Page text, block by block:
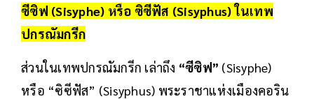
ซีซิฟ (Sisyphe) หรือ ซิซีฟัส (Sisyphus) ในเทพ
ปกรณัมกรีก
ส่วนในเทพปกรณัมกรีก เล่าถึง “ซีซิฟ” (Sisyphe)
หรือ “ซิซีฟัส” (Sisyphus) พระราชาแห่งเมืองคอริน